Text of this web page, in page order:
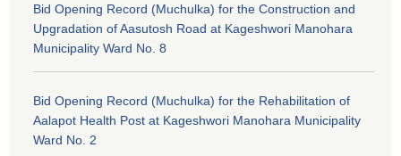
Bid Opening Record (Muchulka) for the Construction and
Upgradation of Aasutosh Road at Kageshwori Manohara
Municipality Ward No. 8
Bid Opening Record (Muchulka) for the Rehabilitation of
Aalapot Health Post at Kageshwori Manohara Municipality
Ward No. 2